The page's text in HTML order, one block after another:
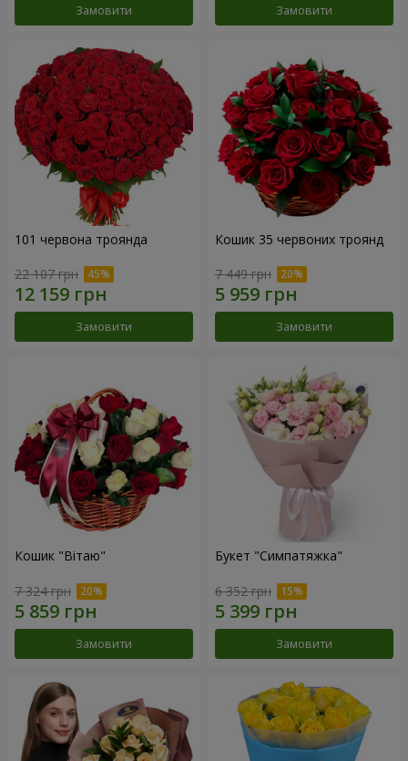
Замовити Замовити
101 червона троянда
22 107 грн
Замовити
Кошик 35 червоних троянд
7 449 грн
Замовити
Кошик "Вітаю"
7 324 грн
Замовити
Букет "Симпатяжка"
6 352 грн
Замовити